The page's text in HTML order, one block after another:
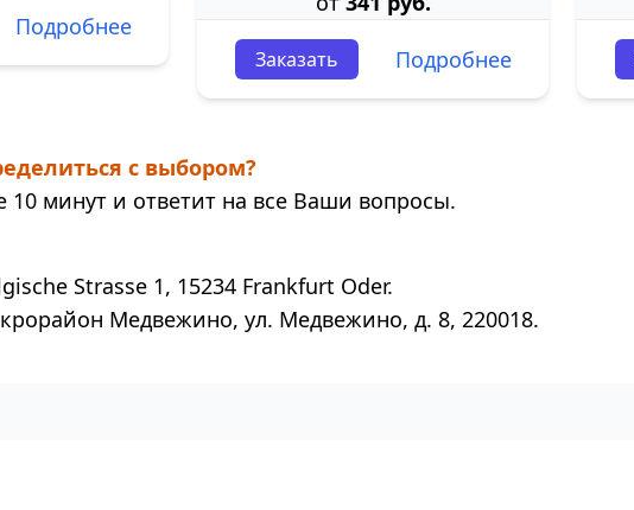
Подробнее
Заказать Подробнее
с выбором?
минут и ответит на все Ваши вопросы.
Strasse 1, 15234 Frankfurt Oder.
Медвежино, ул. Медвежино, д. 8, 220018.